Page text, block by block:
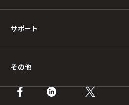
サポート
その他